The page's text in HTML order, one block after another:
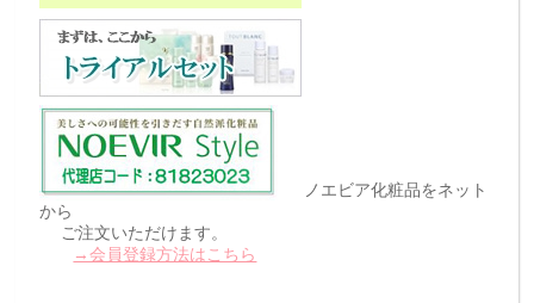
ノエビア化粧品をネット
から
ご注文いただけます。
→会員登録方法はこちら